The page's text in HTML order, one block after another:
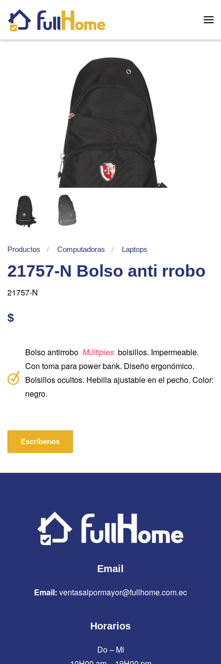
Skip to main content
Productos Computadoras Laptops
21757-N Bolso anti rrobo
21757-N
$
Bolso antirrobo Múltiples bolsillos. Impermeable.
Con toma para power bank. Diseño ergonómico.
Bolsillos ocultos. Hebilla ajustable en el pecho. Color:
negro.
Escríbenos
Email
Email: ventasalpormayor@fullhome.com.ec
Horarios
Do – Mi